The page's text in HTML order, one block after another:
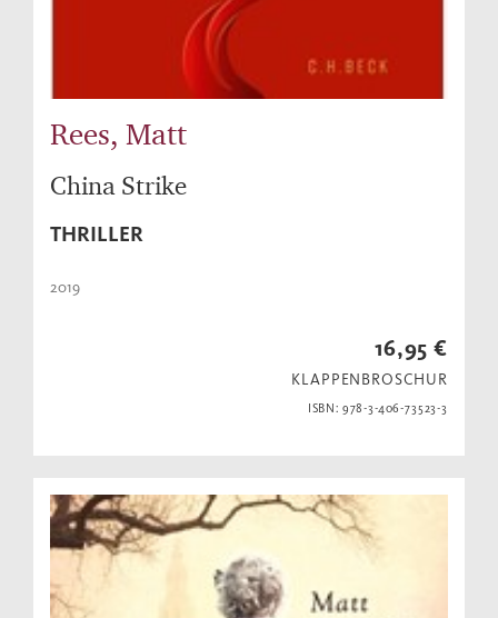
Rees, Matt
China Strike
THRILLER
2019
16,95 €
KLAPPENBROSCHUR
ISBN: 978-3-406-73523-3